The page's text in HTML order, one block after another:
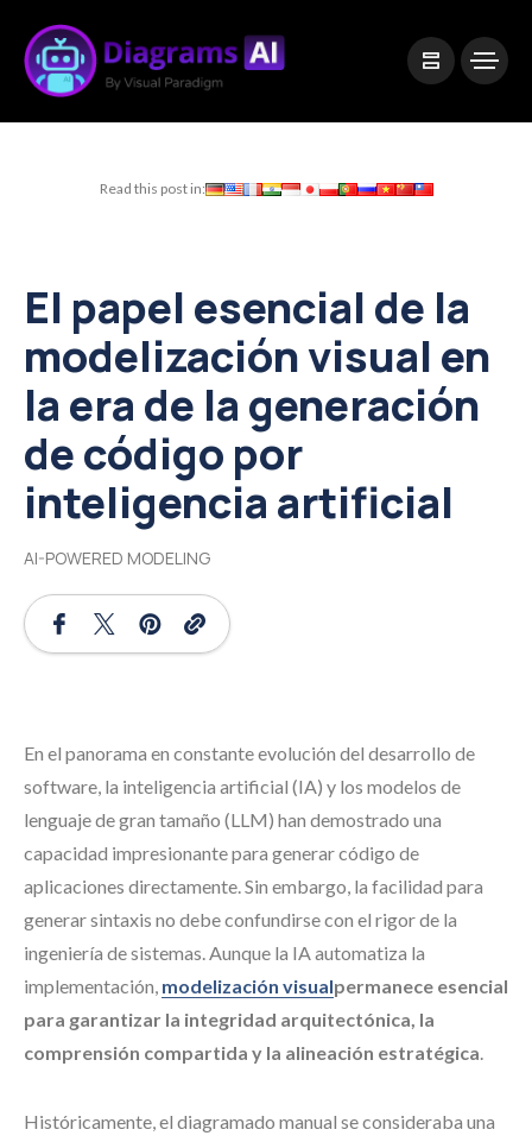
Read this post in:
El papel esencial de la
modelización visual en
la era de la generación
de código por
inteligencia artificial
AI-POWERED MODELING
En el panorama en constante evolución del desarrollo de
software, la inteligencia artificial (IA) y los modelos de
lenguaje de gran tamaño (LLM) han demostrado una
capacidad impresionante para generar código de
aplicaciones directamente. Sin embargo, la facilidad para
generar sintaxis no debe confundirse con el rigor de la
ingeniería de sistemas. Aunque la IA automatiza la
implementación, modelización visualpermanece esencial
para garantizar la integridad arquitectónica, la
comprensión compartida y la alineación estratégica.
Históricamente, el diagramado manual se consideraba una